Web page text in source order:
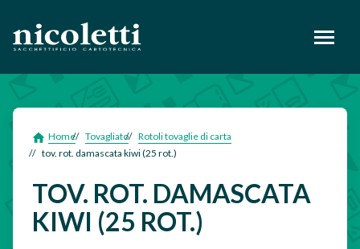
footer
Home Tovagliato
Rotoli tovaglie di carta
tov. rot. damascata kiwi (25 rot.)
TOV. ROT. DAMASCATA
KIWI (25 ROT.)